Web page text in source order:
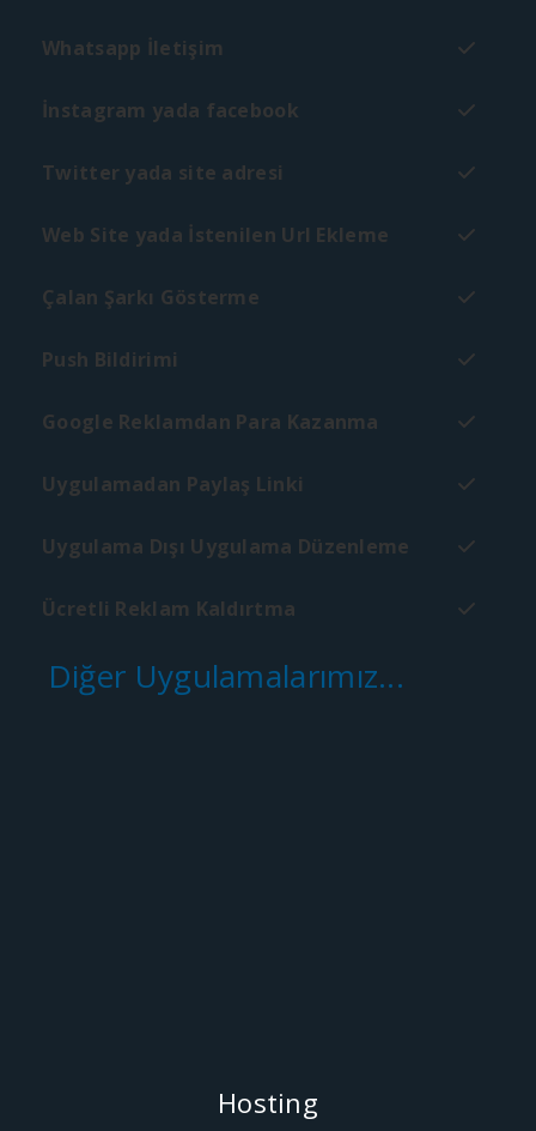
Whatsapp İletişim
İnstagram yada facebook
Twitter yada site adresi
Web Site yada İstenilen Url Ekleme
Çalan Şarkı Gösterme
Push Bildirimi
Google Reklamdan Para Kazanma
Uygulamadan Paylaş Linki
Uygulama Dışı Uygulama Düzenleme
Ücretli Reklam Kaldırtma
Diğer Uygulamalarımız...
Hosting